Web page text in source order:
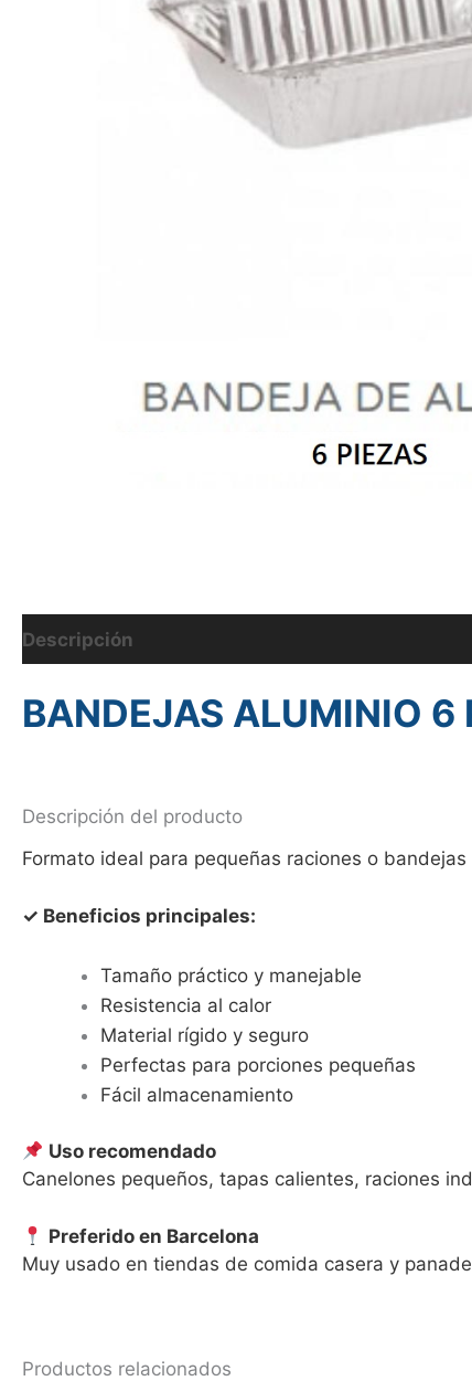
Descripción
BANDEJAS ALUMINIO 6
Descripción del producto
Formato ideal para pequeñas raciones o
✓ Beneficios principales:
Tamaño práctico y manejable
Resistencia al calor
Material rígido y seguro
Perfectas para porciones pequeñas
Fácil almacenamiento
Uso recomendado
Canelones pequeños, tapas calientes, raciones
Preferido en Barcelona
Muy usado en tiendas de comida casera y
Productos relacionados